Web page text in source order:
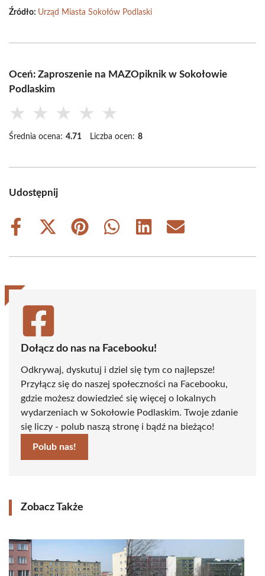
Źródło: Urząd Miasta Sokołów Podlaski
Oceń: Zaproszenie na MAZOpiknik w Sokołowie
Podlaskim
★ ★ ★ ★ ★
Średnia ocena: 4.71 Liczba ocen: 8
Udostępnij
Share
Share
(Twitter)
Share
Share
Share
Share
Dołącz do nas na Facebooku!
Odkrywaj, dyskutuj i dziel się tym co najlepsze!
Przyłącz się do naszej społeczności na Facebooku,
gdzie możesz dowiedzieć się więcej o lokalnych
wydarzeniach w Sokołowie Podlaskim. Twoje zdanie
się liczy - polub naszą stronę i bądź na bieżąco!
Polub nas!
Zobacz Także